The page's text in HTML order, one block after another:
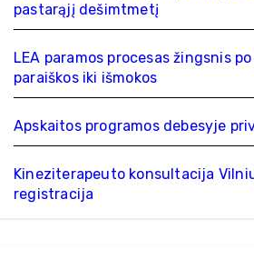
pastarąjį dešimtmetį
LEA paramos procesas žingsnis
paraiškos iki išmokos
Apskaitos programos debesyje
Kineziterapeuto konsultacija
registracija